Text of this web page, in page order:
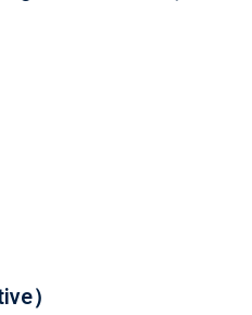
）